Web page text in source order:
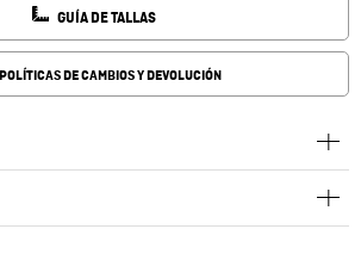
GUÍA DE TALLAS
POLÍTICAS DE CAMBIOS Y DEVOLUCIÓN